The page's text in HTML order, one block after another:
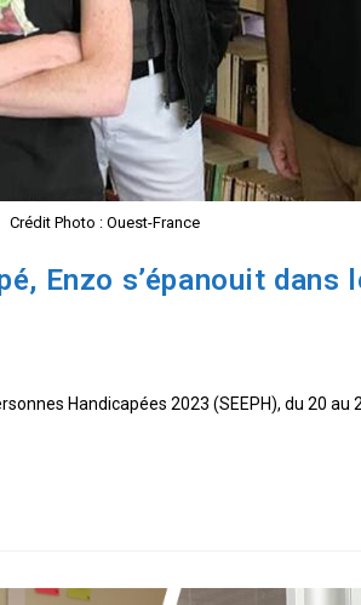
Crédit Photo : Ouest-France
Enzo s’épanouit dans
Handicapées 2023 (SEEPH), du 20